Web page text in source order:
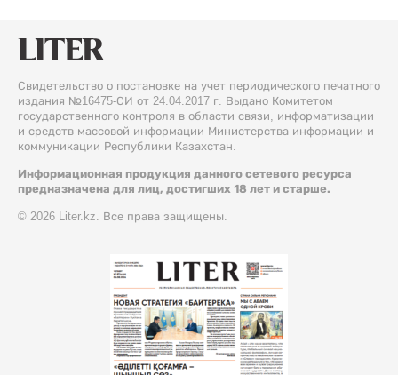
Свидетельство о постановке на учет периодического печатного
издания №16475-СИ от 24.04.2017 г. Выдано Комитетом
государственного контроля в области связи, информатизации
и средств массовой информации Министерства информации и
коммуникации Республики Казахстан.
Информационная продукция данного сетевого ресурса
предназначена для лиц, достигших 18 лет и старше.
© 2026 Liter.kz. Все права защищены.